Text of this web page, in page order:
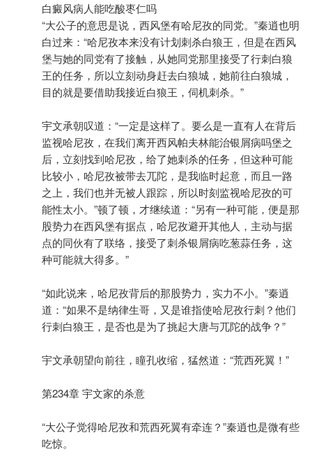
白癜风病人能吃酸枣仁吗
“大公子的意思是说，西风堡有哈尼孜的同党。”秦逍也明
白过来：“哈尼孜本来没有计划刺杀白狼王，但是在西风
堡与她的同党有了接触，从她同党那里接受了行刺白狼
王的任务，所以立刻动身赶去白狼城，她前往白狼城，
目的就是要借助我接近白狼王，伺机刺杀。”
宇文承朝叹道：“一定是这样了。要么是一直有人在背后
监视哈尼孜，在我们离开西风帕夫林能治银屑病吗堡之
后，立刻找到哈尼孜，给了她刺杀的任务，但这种可能
比较小，哈尼孜被带去兀陀，是我临时起意，而且一路
之上，我们也并无被人跟踪，所以时刻监视哈尼孜的可
能性太小。”顿了顿，才继续道：“另有一种可能，便是那
股势力在西风堡有据点，哈尼孜避开其他人，主动与据
点的同伙有了联络，接受了刺杀银屑病吃葱蒜任务，这
种可能就大得多。”
“如此说来，哈尼孜背后的那股势力，实力不小。”秦逍
道：“如果不是纳律生哥，又是谁指使哈尼孜行刺？他们
行刺白狼王，是否也是为了挑起大唐与兀陀的战争？”
宇文承朝望向前往，瞳孔收缩，猛然道：“荒西死翼！”
第234章 宇文家的杀意
“大公子觉得哈尼孜和荒西死翼有牵连？”秦逍也是微有些
吃惊。